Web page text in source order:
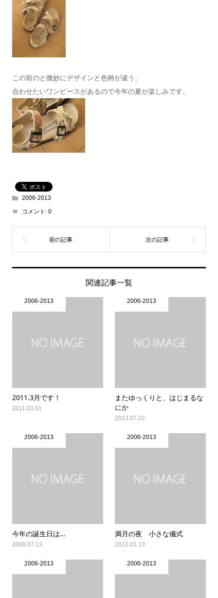
この前のと微妙にデザインと色柄が違う。
合わせたいワンピースがあるので今年の夏が楽しみです。
2006-2013
コメント: 0
関連記事一覧
2006-2013
2011.3月です！
2011.03.01
2006-2013
またゆっくりと、はじまるな
にか
2013.07.22
2006-2013
今年の誕生日は…
2008.07.13
2006-2013
満月の夜 小さな儀式
2012.01.13
2006-2013 2006-2013